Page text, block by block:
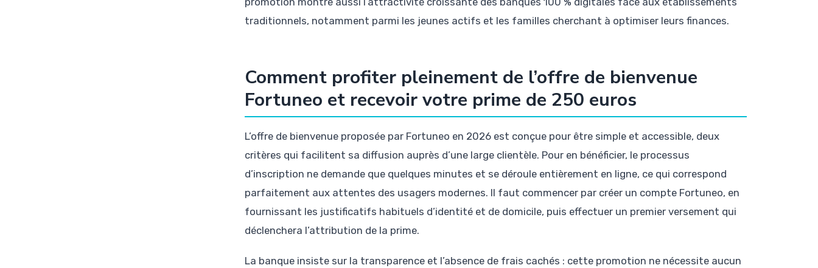
traditionnels, notamment parmi les jeunes actifs et les familles cherchant à optimiser leurs finances.
Comment profiter pleinement de l’offre de bienvenue
Fortuneo et recevoir votre prime de 250 euros
L’offre de bienvenue proposée par Fortuneo en 2026 est conçue pour être simple et accessible, deux
critères qui facilitent sa diffusion auprès d’une large clientèle. Pour en bénéficier, le processus
d’inscription ne demande que quelques minutes et se déroule entièrement en ligne, ce qui correspond
parfaitement aux attentes des usagers modernes. Il faut commencer par créer un compte Fortuneo, en
fournissant les justificatifs habituels d’identité et de domicile, puis effectuer un premier versement qui
déclenchera l’attribution de la prime.
La banque insiste sur la transparence et l’absence de frais cachés : cette promotion ne nécessite aucun